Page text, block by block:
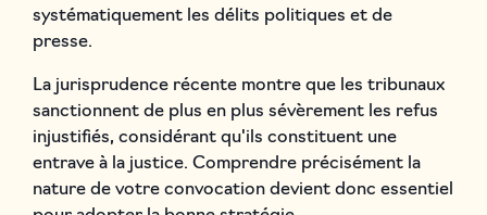
systématiquement les délits politiques et de
presse.
La jurisprudence récente montre que les tribunaux
sanctionnent de plus en plus sévèrement les refus
injustifiés, considérant qu'ils constituent une
entrave à la justice. Comprendre précisément la
nature de votre convocation devient donc essentiel